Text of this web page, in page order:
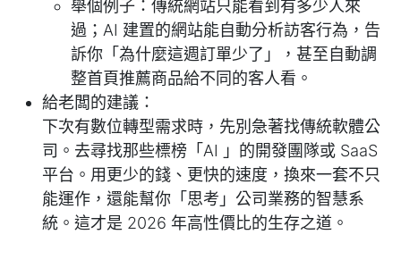
舉個例子：傳統網站只能看到有多少人來
過；AI 建置的網站能自動分析訪客行為，告
訴你「為什麼這週訂單少了」，甚至自動調
整首頁推薦商品給不同的客人看。
給老闆的建議：
下次有數位轉型需求時，先別急著找傳統軟體公
司。去尋找那些標榜「AI 」的開發團隊或 SaaS
平台。用更少的錢、更快的速度，換來一套不只
能運作，還能幫你「思考」公司業務的智慧系
統。這才是 2026 年高性價比的生存之道。